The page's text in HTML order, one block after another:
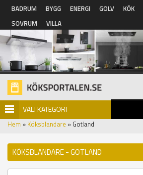
Hoppa till huvudinnehåll
BADRUM BYGG ENERGI GOLV KÖK
SOVRUM
VILLA
VÄLJ KATEGORI
Hem » Köksblandare » Gotland
KÖKSBLANDARE - GOTLAND